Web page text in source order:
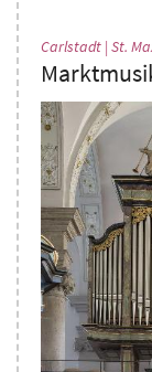
Carlstadt | St.